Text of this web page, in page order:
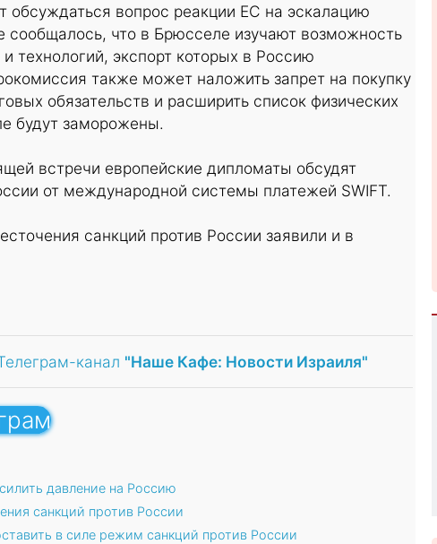
обсуждаться вопрос реакции ЕС на эскалацию
сообщалось, что в Брюсселе изучают возможность
технологий, экспорт которых в Россию
также может наложить запрет на покупку
обязательств и расширить список физических
будут заморожены.
встречи европейские дипломаты обсудят
от международной системы платежей SWIFT.
санкций против России заявили и в
канал "Наше Кафе: Новости Израиля"
давление на Россию
санкций против России
в силе режим санкций против России